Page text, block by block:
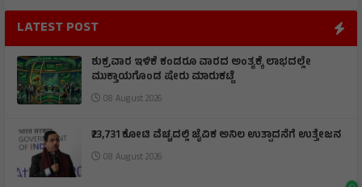
LATEST POST
ಶುಕ್ರವಾರ ಇಳಿಕೆ ಕಂಡರೂ ವಾರದ ಅಂತ್ಯಕ್ಕೆ ಲಾಭದಲ್ಲೇ
ಮುಕ್ತಾಯಗೊಂಡ ಷೇರು ಮಾರುಕಟ್ಟೆ
08 August 2026
₹23,731 ಕೋಟಿ ವೆಚ್ಚದಲ್ಲಿ ಜೈವಿಕ ಅನಿಲ ಉತ್ಪಾದನೆಗೆ ಉತ್ತೇಜನ
08 August 2026